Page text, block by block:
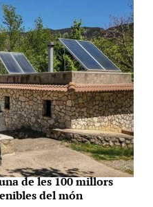
de les 100 millors
del món